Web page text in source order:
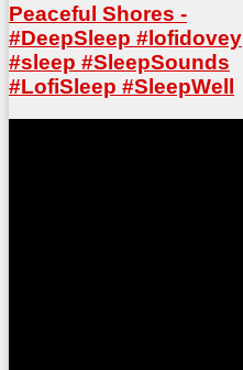
Peaceful Shores -
#DeepSleep #lofidovey
#sleep #SleepSounds
#LofiSleep #SleepWell